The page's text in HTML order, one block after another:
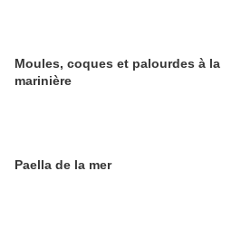
Moules, coques et palourdes à la
marinière
Paella de la mer